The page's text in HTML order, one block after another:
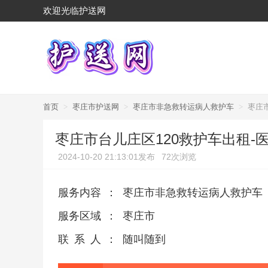
欢迎光临护送网
首页 > 枣庄市护送网 > 枣庄市非急救转运病人救护车 > 枣庄
枣庄市台儿庄区120救护车出租-
2024-10-20 21:13:01发布 72次浏览
服务内容 ：
枣庄市非急救转运病人救护车
服务区域
：
枣庄市
联系人
： 随叫随到